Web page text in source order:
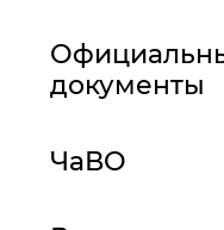
документы
ЧаВО